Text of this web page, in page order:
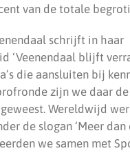
van de totale
schrijft in haar
‘Veenendaal blijft
die aansluiten bij
zijn we daar
Wereldwijd
de slogan ‘Meer dan
we samen met